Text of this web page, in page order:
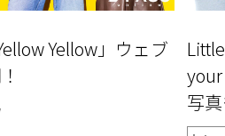
Yellow」ウェブ
写